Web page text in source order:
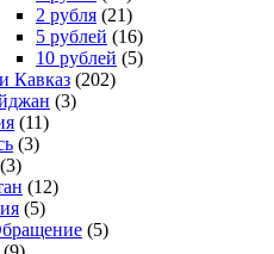
2 рубля (21)
5 рублей (16)
10 рублей (5)
Кавказ (202)
(3)
(11)
(3)
(3)
(12)
(5)
(5)